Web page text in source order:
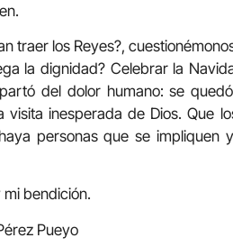
traer los Reyes?,
la dignidad? Celebrar la
del dolor humano: se
inesperada de Dios. Que
personas que se impliquen
bendición.
Pueyo